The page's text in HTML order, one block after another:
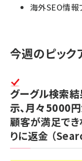
海外SEO情報
今週のピック
グーグル検索
示、月々5000円
顧客が満足で
りに返金 （